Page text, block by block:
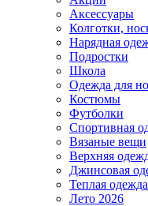
Аксессуары
Колготки,
Нарядная
Подростки
Школа
Одежда для
Костюмы
Футболки
Спортивная
Вязаные вещи
Верхняя
Джинсовая
Теплая одежда
Лето 2026